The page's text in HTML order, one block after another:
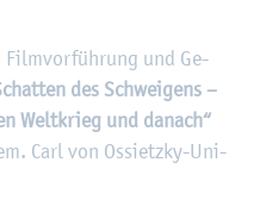
Film­vor­füh­rung und Ge­
des Schwei­gens –
Welt­krieg und da­nach“
Carl von Os­sietz­ky-Uni­